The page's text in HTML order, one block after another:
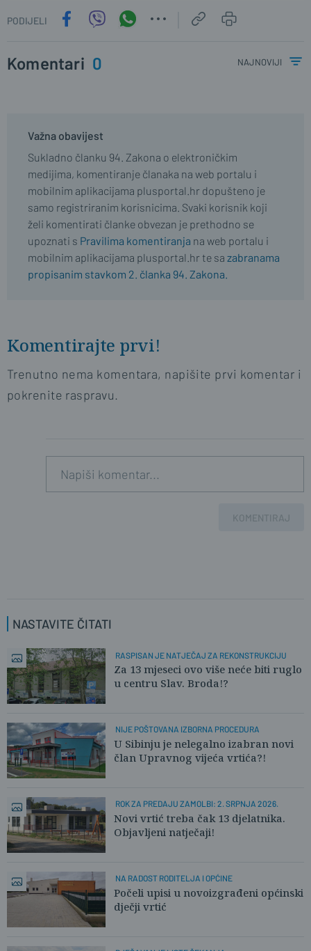
PODIJELI
Komentari 0 najnoviji
Važna obavijest
Sukladno članku 94. Zakona o elektroničkim
medijima, komentiranje članaka na web portalu i
mobilnim aplikacijama plusportal.hr dopušteno je
samo registriranim korisnicima. Svaki korisnik koji
želi komentirati članke obvezan je prethodno se
upoznati s Pravilima komentiranja na web portalu i
mobilnim aplikacijama plusportal.hr te sa zabranama
propisanim stavkom 2. članka 94. Zakona.
Komentirajte prvi!
Trenutno nema komentara, napišite prvi komentar i
pokrenite raspravu.
KOMENTIRAJ
NASTAVITE ČITATI
RASPISAN JE NATJEČAJ ZA REKONSTRUKCIJU
Za 13 mjeseci ovo više neće biti ruglo
u centru Slav. Broda!?
NIJE POŠTOVANA IZBORNA PROCEDURA
U Sibinju je nelegalno izabran novi
član Upravnog vijeća vrtića?!
ROK ZA PREDAJU ZAMOLBI: 2. SRPNJA 2026.
Novi vrtić treba čak 13 djelatnika.
Objavljeni natječaji!
NA RADOST RODITELJA I OPĆINE
Počeli upisi u novoizgrađeni općinski
dječji vrtić